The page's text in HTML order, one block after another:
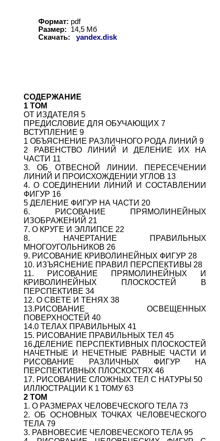
Формат: pdf
Размер:
14,5 Мб
Скачать:
yandex.disk
СОДЕРЖАНИЕ
1 ТОМ
ОТ ИЗДАТЕЛЯ 5
ПРЕДИСЛОВИЕ ДЛЯ ОБУЧАЮЩИХ 7
ВСТУПЛЕНИЕ 9
1 ОБЪЯСНЕНИЕ РАЗЛИЧНОГО РОДА ЛИНИЙ 9
2 РАВЕНСТВО ЛИНИЙ И ДЕЛЕНИЕ ИХ НА
ЧАСТИ 11
3. ОБ ОТВЕСНОЙ ЛИНИИ. ПЕРЕСЕЧЕНИИ
ЛИНИЙ И ПРОИСХОЖДЕНИИ УГЛОВ 13
4. О СОЕДИНЕНИИ ЛИНИЙ И СОСТАВЛЕНИИ
ФИГУР 16
5 ДЕЛЕНИЕ ФИГУР НА ЧАСТИ 20
6. РИСОВАНИЕ ПРЯМОЛИНЕЙНЫХ
ИЗОБРАЖЕНИЙ 21
7. О КРУГЕ И ЭЛЛИПСЕ 22
8. НАЧЕРТАНИЕ ПРАВИЛЬНЫХ
МНОГОУГОЛЬНИКОВ 26
9. РИСОВАНИЕ КРИВОЛИНЕЙНЫХ ФИГУР 28
10. ИЗЪЯСНЕНИЕ ПРАВИЛ ПЕРСПЕКТИВЫ 28
11. РИСОВАНИЕ ПРЯМОЛИНЕЙНЫХ И
КРИВОЛИНЕЙНЫХ ПЛОСКОСТЕЙ В
ПЕРСПЕКТИВЕ 34
12. О СВЕТЕ И ТЕНЯХ 38
13.РИСОВАНИЕ ОСВЕЩЕННЫХ
ПОВЕРХНОСТЕЙ 40
14.0 ТЕЛАХ ПРАВИЛЬНЫХ 41
15. РИСОВАНИЕ ПРАВИЛЬНЫХ ТЕЛ 45
16.ДЕЛЕНИЕ ПЕРСПЕКТИВНЫХ ПЛОСКОСТЕЙ
НАЧЕТНЫЕ И НЕЧЕТНЫЕ РАВНЫЕ ЧАСТИ И
РИСОВАНИЕ РАЗЛИЧНЫХ ФИГУР НА
ПЕРСПЕКТИВНЫХ ПЛОСКОСТЯХ 46
17. РИСОВАНИЕ СЛОЖНЫХ ТЕЛ С НАТУРЫ 50
ИЛЛЮСТРАЦИИ К 1 ТОМУ 63
2 ТОМ
1. О РАЗМЕРАХ ЧЕЛОВЕЧЕСКОГО ТЕЛА 73
2. ОБ ОСНОВНЫХ ТОЧКАХ ЧЕЛОВЕЧЕСКОГО
ТЕЛА 79
3. РАВНОВЕСИЕ ЧЕЛОВЕЧЕСКОГО ТЕЛА 95